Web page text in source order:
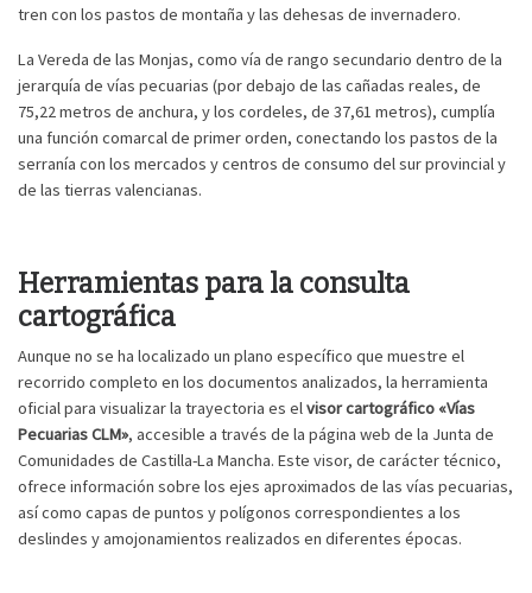
tren con los pastos de montaña y las dehesas de invernadero.
La Vereda de las Monjas, como vía de rango secundario dentro de la
jerarquía de vías pecuarias (por debajo de las cañadas reales, de
75,22 metros de anchura, y los cordeles, de 37,61 metros), cumplía
una función comarcal de primer orden, conectando los pastos de la
serranía con los mercados y centros de consumo del sur provincial y
de las tierras valencianas.
Herramientas para la consulta
cartográfica
Aunque no se ha localizado un plano específico que muestre el
recorrido completo en los documentos analizados, la herramienta
oficial para visualizar la trayectoria es elvisor cartográfico «Vías
Pecuarias CLM», accesible a través de la página web de la Junta de
Comunidades de Castilla-La Mancha. Este visor, de carácter técnico,
ofrece información sobre los ejes aproximados de las vías pecuarias,
así como capas de puntos y polígonos correspondientes a los
deslindes y amojonamientos realizados en diferentes épocas.